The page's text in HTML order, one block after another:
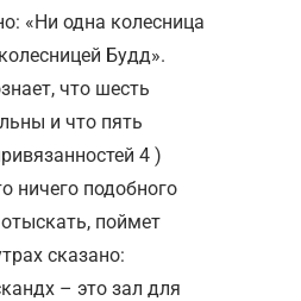
«Ни одна колесница
Будд».
что шесть
и что пять
4 )
ничего подобного
поймет
сказано:
– это зал для